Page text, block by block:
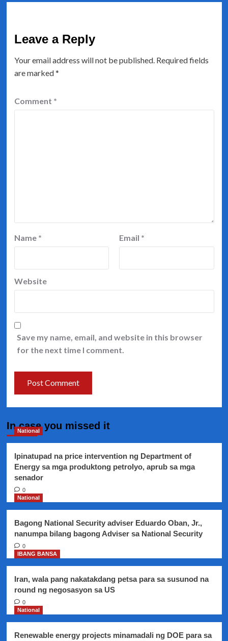
Leave a Reply
Your email address will not be published. Required fields
are marked*
Comment *
Name * Email *
Website
Save my name, email, and website in this browser
for the next time I comment.
In case you missed it
National
Ipinatupad na price intervention ng Department of
Energy sa mga produktong petrolyo, aprub sa mga
senador
0
National
Bagong National Security adviser Eduardo Oban, Jr.,
nanumpa bilang bagong Adviser sa National Security
0
IBANG BANSA
Iran, wala pang nakatakdang petsa para sa susunod na
round ng negosasyon sa US
0
National
Renewable energy projects minamadali ng DOE para sa